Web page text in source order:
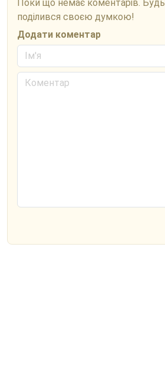
Поки що немає коментарів.
поділився своєю думкою!
Додати коментар